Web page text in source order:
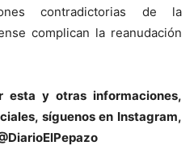
contradictorias de la
complican la reanudación
esta y otras informaciones,
síguenos en Instagram,